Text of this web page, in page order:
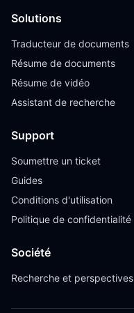
Solutions
Traducteur de documents
Résume de documents
Résume de vidéo
Assistant de recherche
Support
Soumettre un ticket
Guides
Conditions d'utilisation
Politique de confidentialité
Société
Recherche et perspectives